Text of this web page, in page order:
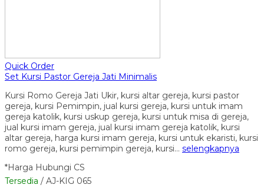
Quick Order
Set Kursi Pastor Gereja Jati Minimalis
Kursi Romo Gereja Jati Ukir, kursi altar gereja, kursi pastor
gereja, kursi Pemimpin, jual kursi gereja, kursi untuk imam
gereja katolik, kursi uskup gereja, kursi untuk misa di gereja,
jual kursi imam gereja, jual kursi imam gereja katolik, kursi
altar gereja, harga kursi imam gereja, kursi untuk ekaristi, kursi
romo gereja, kursi pemimpin gereja, kursi… selengkapnya
*Harga Hubungi CS
Tersedia / AJ-KIG 065